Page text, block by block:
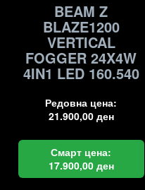
BEAM Z
BLAZE1200
VERTICAL
FOGGER 24X4W
4IN1 LED 160.540
Редовна цена:
21.900,00 ден
Смарт цена:
17.900,00 ден